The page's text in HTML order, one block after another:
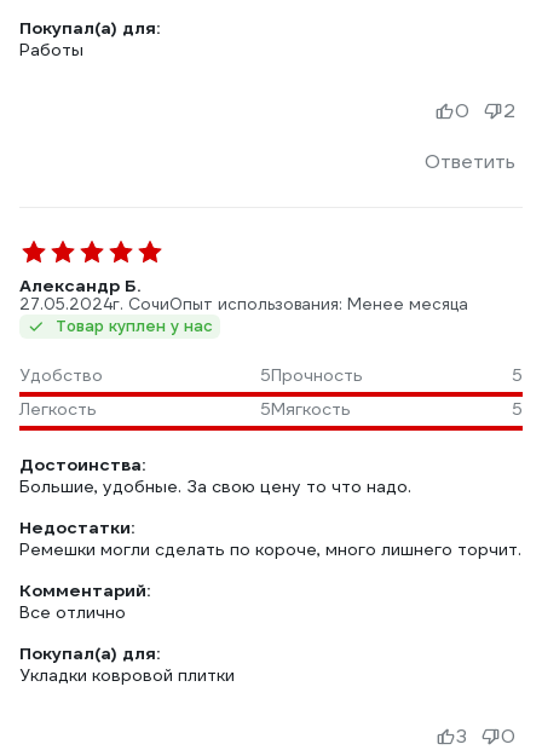
Покупал(а) для:
Работы
Ответить
0 2
Александр Б.
27.05.2024г. СочиОпыт использования: Менее месяца
Товар куплен у нас
Удобство 5Прочность
5
Легкость
5Мягкость 5
Достоинства:
Большие, удобные. За свою цену то что надо.
Недостатки:
Ремешки могли сделать по короче, много лишнего торчит.
Комментарий:
Все отлично
Покупал(а) для:
Укладки ковровой плитки
3 0